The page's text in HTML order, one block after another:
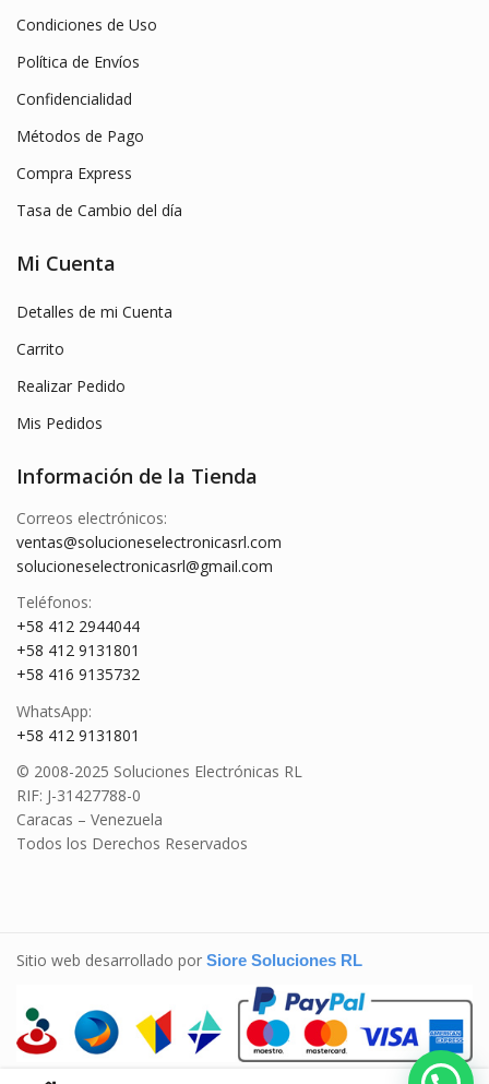
Condiciones de Uso
Política de Envíos
Confidencialidad
Métodos de Pago
Compra Express
Tasa de Cambio del día
Mi Cuenta
Detalles de mi Cuenta
Carrito
Realizar Pedido
Mis Pedidos
Información de la Tienda
Correos electrónicos:
ventas@solucioneselectronicasrl.com
solucioneselectronicasrl@gmail.com
Teléfonos:
+58 412 2944044
+58 412 9131801
+58 416 9135732
WhatsApp:
+58 412 9131801
© 2008-2025 Soluciones Electrónicas RL
RIF: J-31427788-0
Caracas – Venezuela
Todos los Derechos Reservados
Sitio web desarrollado por Siore Soluciones RL